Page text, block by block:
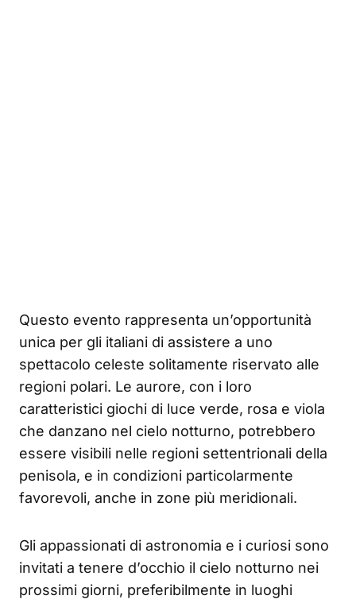
Questo evento rappresenta un’opportunità
unica per gli italiani di assistere a uno
spettacolo celeste solitamente riservato alle
regioni polari. Le aurore, con i loro
caratteristici giochi di luce verde, rosa e viola
che danzano nel cielo notturno, potrebbero
essere visibili nelle regioni settentrionali della
penisola, e in condizioni particolarmente
favorevoli, anche in zone più meridionali.
Gli appassionati di astronomia e i curiosi sono
invitati a tenere d’occhio il cielo notturno nei
prossimi giorni, preferibilmente in luoghi